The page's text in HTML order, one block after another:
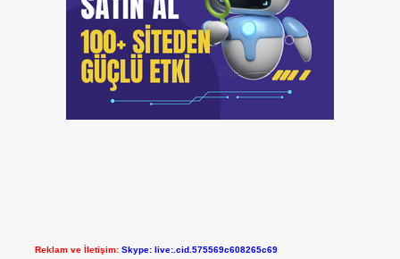
Reklam ve İletişim: Skype: live:.cid.575569c608265c69